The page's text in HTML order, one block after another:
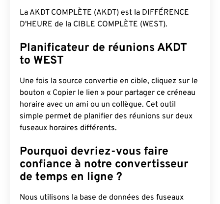
La AKDT COMPLÈTE (AKDT) est la DIFFÉRENCE
D'HEURE de la CIBLE COMPLÈTE (WEST).
Planificateur de réunions AKDT
to WEST
Une fois la source convertie en cible, cliquez sur le
bouton « Copier le lien » pour partager ce créneau
horaire avec un ami ou un collègue. Cet outil
simple permet de planifier des réunions sur deux
fuseaux horaires différents.
Pourquoi devriez-vous faire
confiance à notre convertisseur
de temps en ligne ?
Nous utilisons la base de données des fuseaux